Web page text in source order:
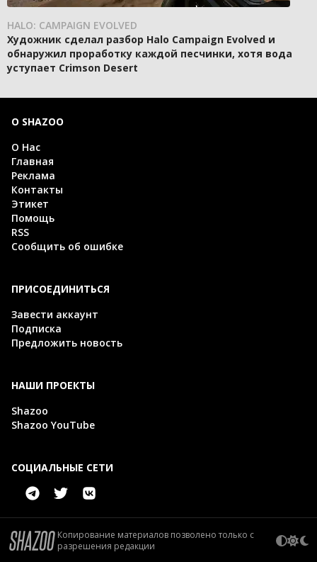
HALO: CAMPAIGN EVOLVED
Художник сделал разбор Halo Campaign Evolved и
обнаружил проработку каждой песчинки, хотя вода
уступает Crimson Desert
О SHAZOO
О Нас
Главная
Реклама
Контакты
Этикет
Помощь
RSS
Сообщить об ошибке
ПРИСОЕДИНИТЬСЯ
Завести аккаунт
Подписка
Предложить новость
НАШИ ПРОЕКТЫ
Shazoo
Shazoo YouTube
СОЦИАЛЬНЫЕ СЕТИ
Копирование материалов позволено только с
разрешения редакции